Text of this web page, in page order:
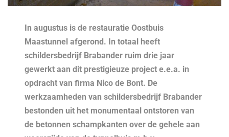
In augustus is de restauratie Oostbuis
Maastunnel afgerond. In totaal heeft
schildersbedrijf Brabander ruim drie jaar
gewerkt aan dit prestigieuze project e.e.a. in
opdracht van firma Nico de Bont. De
werkzaamheden van schildersbedrijf Brabander
bestonden uit het monumentaal ontstoren van
de betonnen schampkanten over de gehele aan